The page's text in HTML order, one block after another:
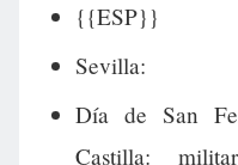
{{ESP}}
Sevilla:
Día de San
Castilla: